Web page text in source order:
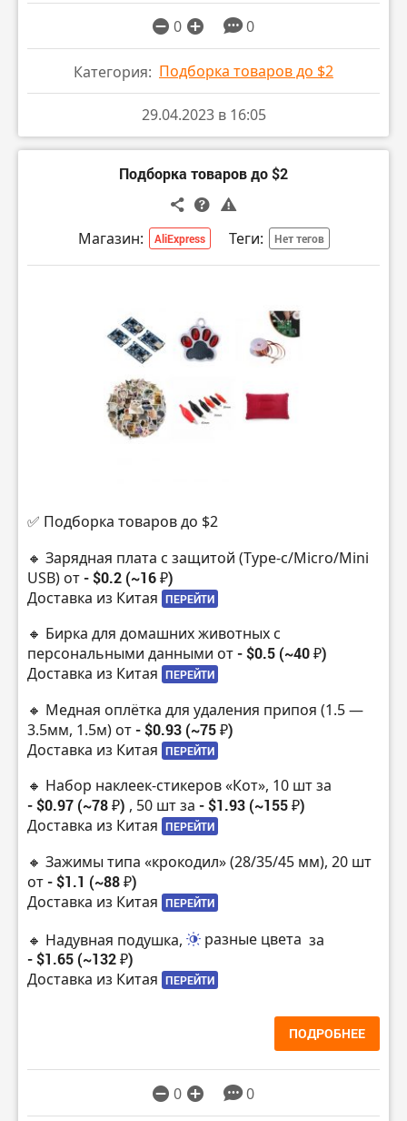
0 0
Категория: Подборка товаров до $2
29.04.2023 в 16:05
Подборка товаров до $2
Магазин: AliExpress Теги: Нет тегов
✅ Подборка товаров до $2
🔸 Зарядная плата с защитой (Type-c/Micro/Mini
USB) от- $0.2 (~16 ₽)
Доставка из Китая ПЕРЕЙТИ
🔸 Бирка для домашних животных с
персональными данными от- $0.5 (~40 ₽)
Доставка из Китая ПЕРЕЙТИ
🔸 Медная оплётка для удаления припоя (1.5 —
3.5мм, 1.5м) от- $0.93 (~75 ₽)
Доставка из Китая ПЕРЕЙТИ
🔸 Набор наклеек-стикеров «Кот», 10 шт за
- $0.97 (~78 ₽) , 50 шт за - $1.93 (~155 ₽)
Доставка из Китая ПЕРЕЙТИ
🔸 Зажимы типа «крокодил» (28/35/45 мм), 20 шт
от- $1.1 (~88 ₽)
Доставка из Китая ПЕРЕЙТИ
🔸 Надувная подушка, разные цвета за
- $1.65 (~132 ₽)
Доставка из Китая ПЕРЕЙТИ
ПОДРОБНЕЕ
0 0